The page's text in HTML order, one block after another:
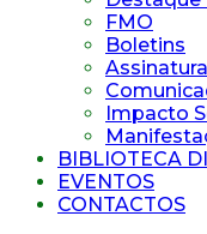
FMO
Boletins
Impacto
BIBLIOTECA
EVENTOS
CONTACTOS